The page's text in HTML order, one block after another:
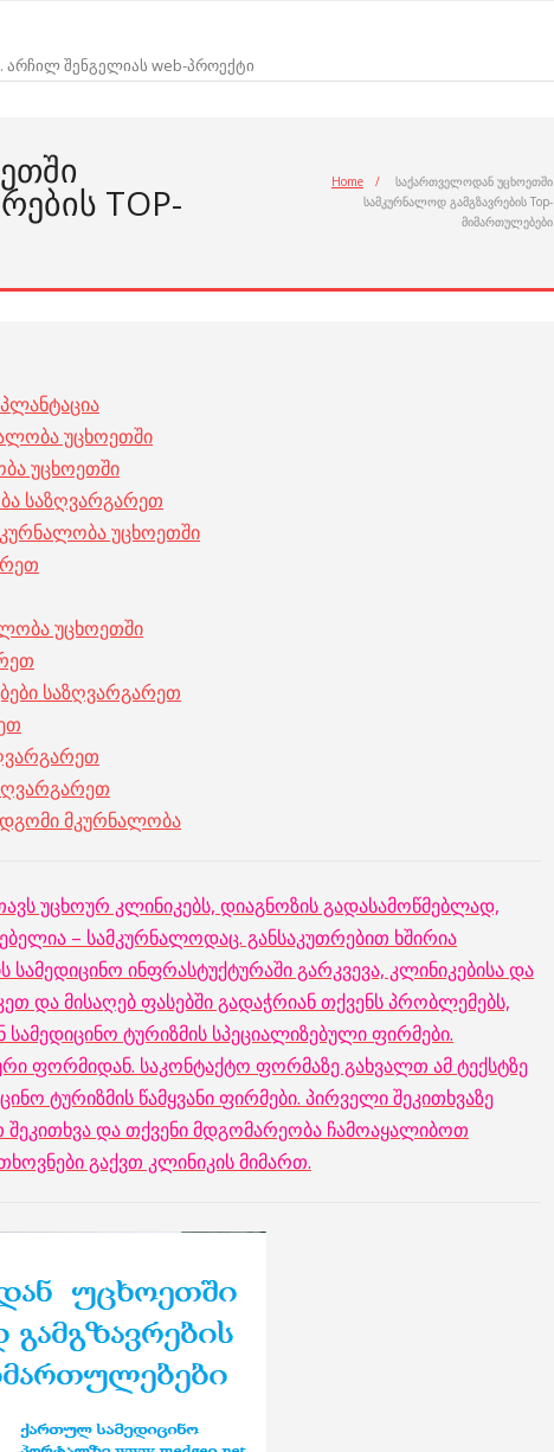
არჩილ შენგელიას web-პროექტი
TOP- Home /
საქართველოდან უცხოეთში
სამკურნალოდ გამგზავრების Top-
მიმართულებები
უცხოეთში
უცხოეთში
საზღვარგარეთ
უცხოეთში
უცხოეთში
საზღვარგარეთ
მკურნალობა
უცხოურ კლინიკებს, დიაგნოზის გადასამოწმებლად,
– სამკურნალოდაც. განსაკუთრებით ხშირია
სამედიცინო ინფრასტუქტურაში გარკვევა, კლინიკებისა და
და მისაღებ ფასებში გადაჭრიან თქვენს პრობლემებს,
ტურიზმის სპეციალიზებული ფირმები.
ფორმიდან. საკონტაქტო ფორმაზე გახვალთ ამ ტექსტზე
ტურიზმის წამყვანი ფირმები. პირველი შეკითხვაზე
შეკითხვა და თქვენი მდგომარეობა ჩამოაყალიბოთ
გაქვთ კლინიკის მიმართ.